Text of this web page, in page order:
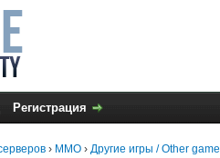
Регистрация
› MMO › Другие игры / Other